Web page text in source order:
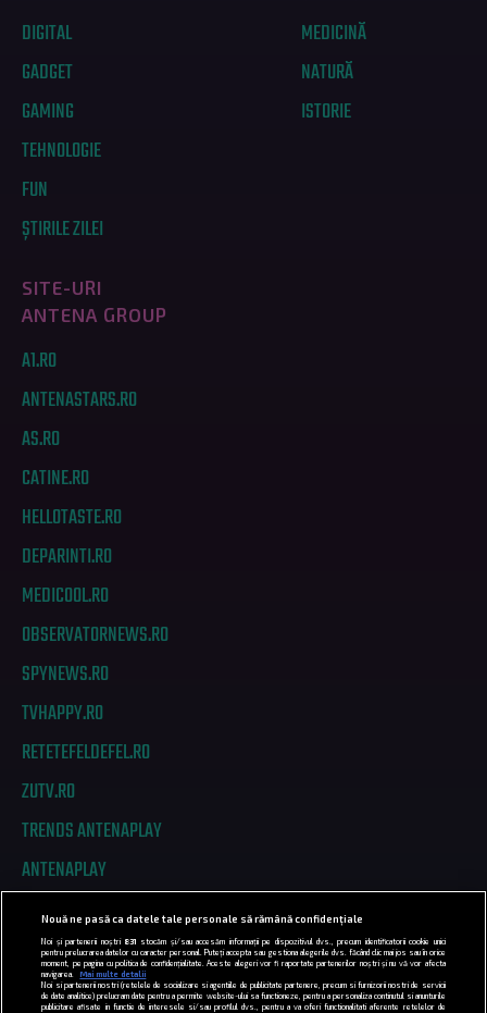
DIGITAL
GADGET
GAMING
TEHNOLOGIE
FUN
ȘTIRILE ZILEI
MEDICINĂ
NATURĂ
ISTORIE
SITE-URI
ANTENA GROUP
A1.RO
ANTENASTARS.RO
AS.RO
CATINE.RO
HELLOTASTE.RO
DEPARINTI.RO
MEDICOOL.RO
OBSERVATORNEWS.RO
SPYNEWS.RO
TVHAPPY.RO
RETETEFELDEFEL.RO
ZUTV.RO
TRENDS ANTENAPLAY
ANTENAPLAY
PRIVACY
COD DEONTOLOGIC
Nouă ne pasă ca datele tale personale să rămână confidențiale
Noi și partenerii noștri 831
stocăm și/sau accesăm informații pe dispozitivul dvs., precum identificatorii cookie unici
pentru prelucrarea datelor cu caracter personal. Puteți accepta sau gestiona alegerile dvs. făcând clic mai jos sau în orice
moment, pe pagina cu politica de confidențialitate. Aceste alegeri vor fi raportate partenerilor noștri și nu vă vor afecta
navigarea.
Mai multe detalii
Noi si partenerii nostri (retelele de socializare si agentiile de publicitate partenere, precum si furnizorii nostri de servicii
de date analitice) prelucram date pentru a permite website-ului sa functioneze, pentru a personaliza continutul si anunturile
publicitare afisate in functie de interesele si/sau profilul dvs., pentru a va oferi functionalitati aferente retelelor de